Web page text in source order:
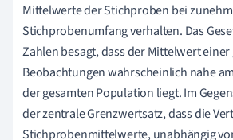
Mittelwerte der Stichproben bei
Stichprobenumfang verhalten. Das
Zahlen besagt, dass der Mittelwert
Beobachtungen wahrscheinlich nahe
der gesamten Population liegt. Im
der zentrale Grenzwertsatz, dass die
Stichprobenmittelwerte, unabhängig